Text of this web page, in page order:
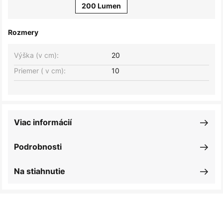
200 Lumen
Rozmery
Výška (v cm):
20
Priemer ( v cm):
10
Podrobnosti
Viac informácií
Na stiahnutie